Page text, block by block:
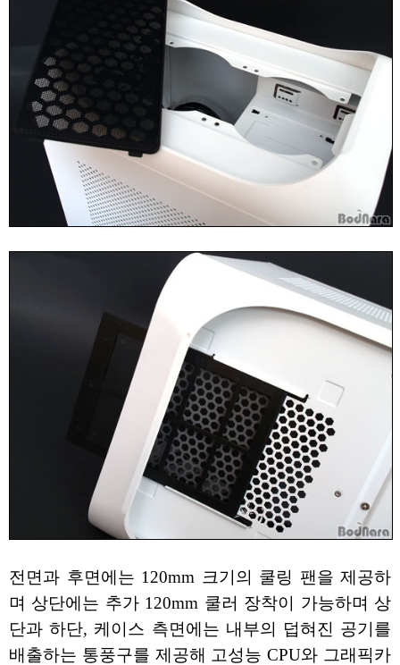
전면과 후면에는 120mm 크기의 쿨링 팬을 제공하
며 상단에는 추가 120mm 쿨러 장착이 가능하며 상
단과 하단, 케이스 측면에는 내부의 덥혀진 공기를
배출하는 통풍구를 제공해 고성능 CPU와 그래픽카